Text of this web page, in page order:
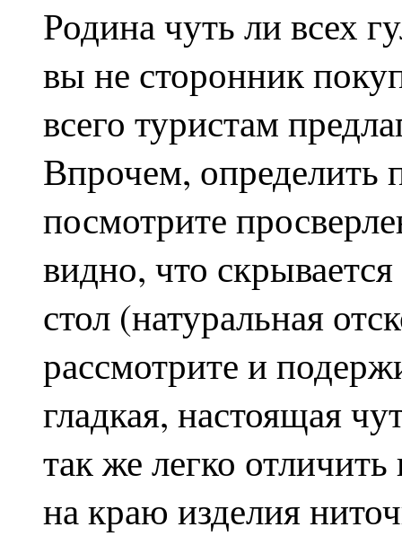
Родина чуть ли всех
вы не сторонник
всего туристам
Впрочем, определить
посмотрите
видно, что
стол (натуральная
рассмотрите и
гладкая, настоящая
так же легко
на краю изделия